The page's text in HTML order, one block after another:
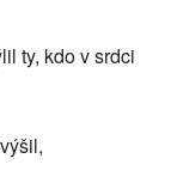
ty, kdo v srdci